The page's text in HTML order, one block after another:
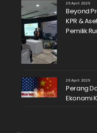
25 April 2025
Beyond
KPR &
Pemilik
25 April 2025
Perang
Ekonomi